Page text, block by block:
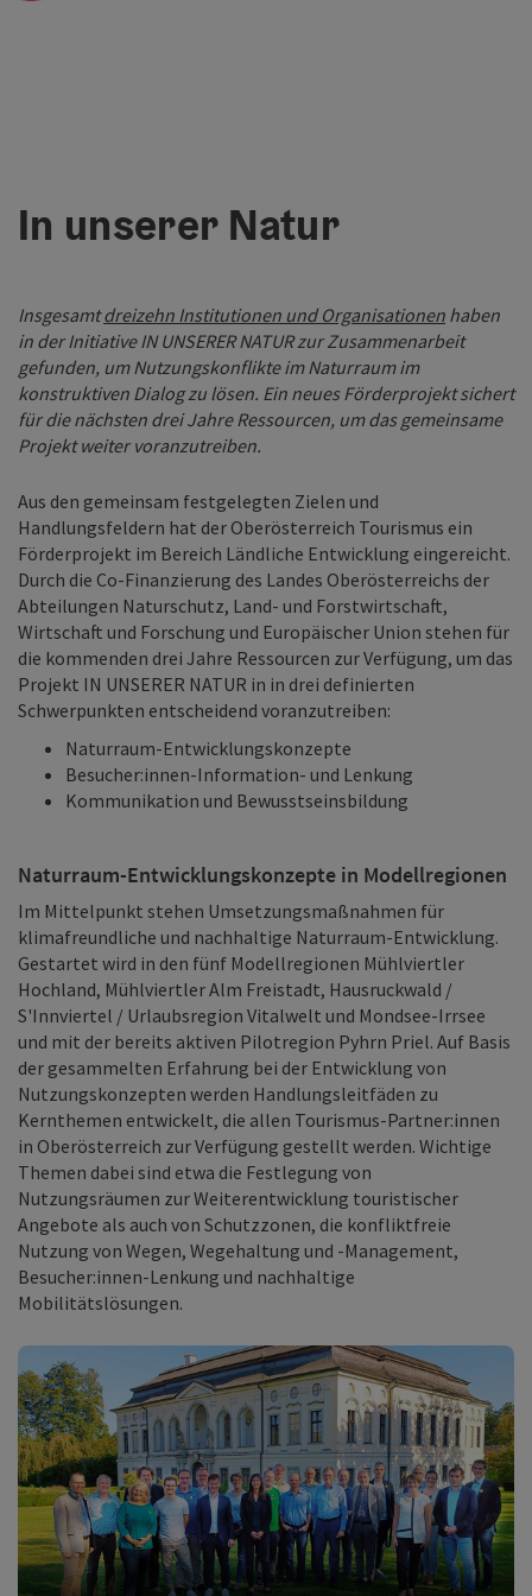
In unserer Natur
Insgesamtdreizehn Institutionen und Organisationen haben
in der Initiative IN UNSERER NATUR zur Zusammenarbeit
gefunden, um Nutzungskonflikte im Naturraum im
konstruktiven Dialog zu lösen. Ein neues Förderprojekt sichert
für die nächsten drei Jahre Ressourcen, um das gemeinsame
Projekt weiter voranzutreiben.
Aus den gemeinsam festgelegten Zielen und
Handlungsfeldern hat der Oberösterreich Tourismus ein
Förderprojekt im Bereich Ländliche Entwicklung eingereicht.
Durch die Co-Finanzierung des Landes Oberösterreichs der
Abteilungen Naturschutz, Land- und Forstwirtschaft,
Wirtschaft und Forschung und Europäischer Union stehen für
die kommenden drei Jahre Ressourcen zur Verfügung, um das
Projekt IN UNSERER NATUR in in drei definierten
Schwerpunkten entscheidend voranzutreiben:
Naturraum-Entwicklungskonzepte
Besucher:innen-Information- und Lenkung
Kommunikation und Bewusstseinsbildung
Naturraum-Entwicklungskonzepte in Modellregionen
Im Mittelpunkt stehen Umsetzungsmaßnahmen für
klimafreundliche und nachhaltige Naturraum-Entwicklung.
Gestartet wird in den fünf Modellregionen Mühlviertler
Hochland, Mühlviertler Alm Freistadt, Hausruckwald /
S'Innviertel / Urlaubsregion Vitalwelt und Mondsee-Irrsee
und mit der bereits aktiven Pilotregion Pyhrn Priel. Auf Basis
der gesammelten Erfahrung bei der Entwicklung von
Nutzungskonzepten werden Handlungsleitfäden zu
Kernthemen entwickelt, die allen Tourismus-Partner:innen
in Oberösterreich zur Verfügung gestellt werden. Wichtige
Themen dabei sind etwa die Festlegung von
Nutzungsräumen zur Weiterentwicklung touristischer
Angebote als auch von Schutzzonen, die konfliktfreie
Nutzung von Wegen, Wegehaltung und -Management,
Besucher:innen-Lenkung und nachhaltige
Mobilitätslösungen.